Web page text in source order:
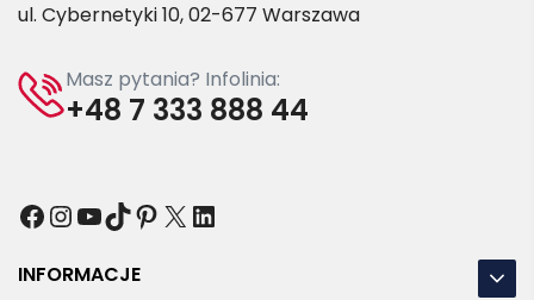
ul. Cybernetyki 10, 02-677 Warszawa
Masz pytania? Infolinia:
+48 7 333 888 44
Facebook
Instagram
YouTube
TikTok
Pinterest
X LinkedIn
INFORMACJE